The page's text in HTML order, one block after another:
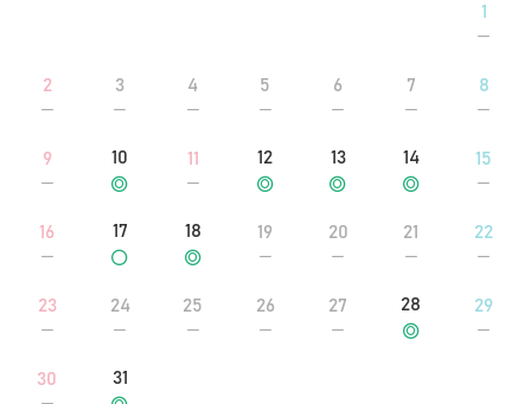
1
2 3 4 5 6 7 8
9 10 11 12 13 14 15
16 17 18 19 20 21 22
23 24 25 26 27 28 29
30 31